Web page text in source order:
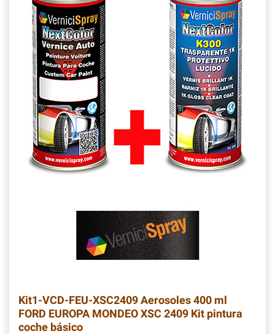
Kit1-VCD-FEU-XSC2409Aerosoles 400 ml
FORD EUROPA MONDEO XSC 2409 Kit pintura
coche básico